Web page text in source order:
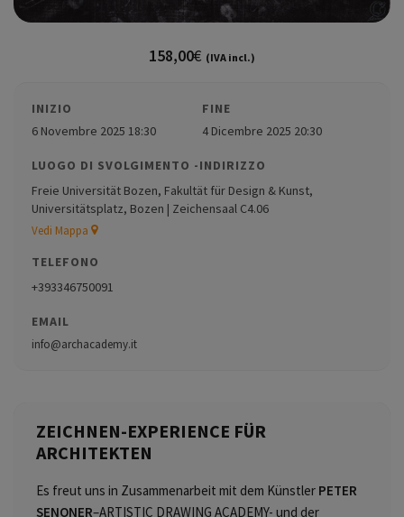
158,00€ (IVA incl.)
INIZIO
6 Novembre 2025 18:30
FINE
4 Dicembre 2025 20:30
LUOGO DI SVOLGIMENTO -INDIRIZZO
Freie Universität Bozen, Fakultät für Design & Kunst,
Universitätsplatz, Bozen | Zeichensaal C4.06
Vedi Mappa
TELEFONO
+393346750091
EMAIL
info@archacademy.it
ZEICHNEN-EXPERIENCE FÜR
ARCHITEKTEN
Es freut uns in Zusammenarbeit mit dem Künstler PETER
SENONER–ARTISTIC DRAWING ACADEMY- und der